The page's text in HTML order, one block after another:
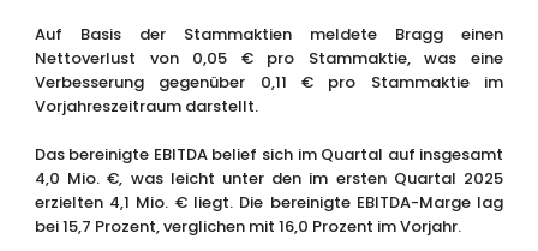
Auf Basis der Stammaktien meldete Bragg einen
Nettoverlust von 0,05 € pro Stammaktie, was eine
Verbesserung gegenüber 0,11 € pro Stammaktie im
Vorjahreszeitraum darstellt.
Das bereinigte EBITDA belief sich im Quartal auf insgesamt
4,0 Mio. €, was leicht unter den im ersten Quartal 2025
erzielten 4,1 Mio. € liegt. Die bereinigte EBITDA-Marge lag
bei 15,7 Prozent, verglichen mit 16,0 Prozent im Vorjahr.